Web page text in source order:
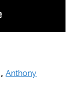
, Anthony